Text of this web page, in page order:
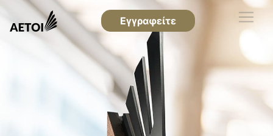
Εγγραφείτε